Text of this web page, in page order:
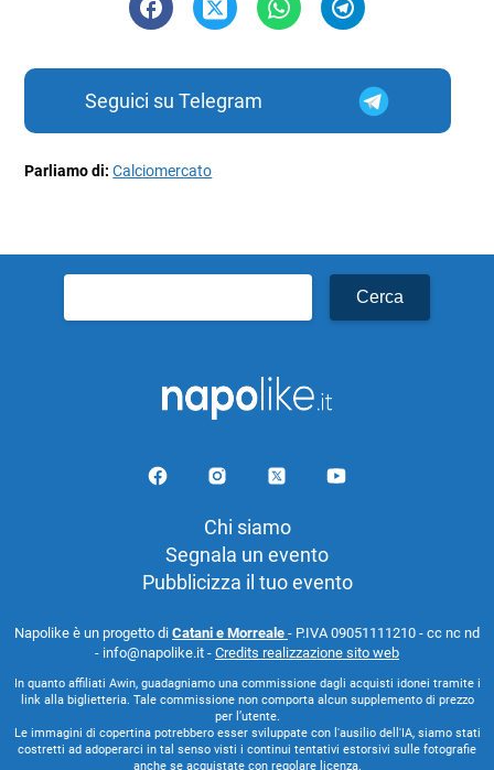
Seguici su Telegram
Parliamo di:Calciomercato
per:
Chi siamo
Segnala un evento
Pubblicizza il tuo evento
Napolike è un progetto di Catani e Morreale - P.IVA 09051111210 - cc nc nd
- info@napolike.it - Credits realizzazione sito web
In quanto affiliati Awin, guadagniamo una commissione dagli acquisti idonei tramite i
link alla biglietteria. Tale commissione non comporta alcun supplemento di prezzo
per l’utente.
Le immagini di copertina potrebbero esser sviluppate con l'ausilio dell'IA, siamo stati
costretti ad adoperarci in tal senso visti i continui tentativi estorsivi sulle fotografie
anche se acquistate con regolare licenza.